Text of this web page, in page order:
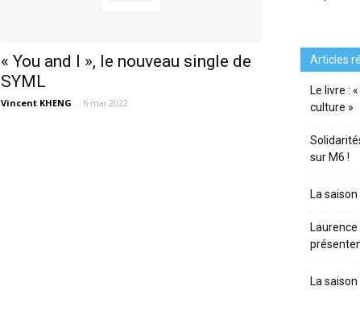
« You and I », le nouveau single de
SYML
Vincent KHENG - 6 mai 2022
Articles
Le livre :
culture »
sur M6 !
La
La